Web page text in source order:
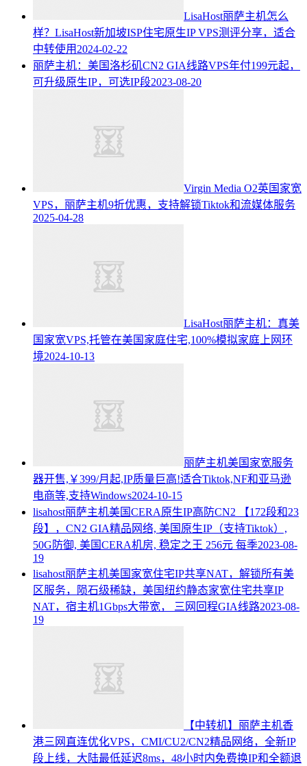
LisaHost丽萨主机怎么
样？LisaHost新加坡ISP住宅原生IP VPS测评分享，适合
中转使用 2024-02-22
丽萨主机：美国洛杉矶CN2 GIA线路VPS年付199元起，
可升级原生IP，可选IP段2023-08-20
Virgin Media O2英国家宽
VPS，丽萨主机9折优惠，支持解锁Tiktok和流媒体服务
2025-04-28
LisaHost丽萨主机：真美
国家宽VPS,托管在美国家庭住宅,100%模拟家庭上网环
境2024-10-13
丽萨主机美国家宽服务
器开售,￥399/月起,IP质量巨高!适合Tiktok,NF和亚马逊
电商等,支持Windows2024-10-15
lisahost丽萨主机美国CERA原生IP高防CN2 【172段和23
段】，CN2 GIA精品网络, 美国原生IP（支持Tiktok）,
50G防御, 美国CERA机房, 稳定之王 256元 每季2023-08-
19
lisahost丽萨主机美国家宽住宅IP共享NAT，解锁所有美
区服务，陨石级稀缺，美国纽约静态家宽住宅共享IP
NAT，宿主机1Gbps大带宽， 三网回程GIA线路2023-08-
19
【中转机】丽萨主机香
港三网直连优化VPS，CMI/CU2/CN2精品网络，全新IP
段上线，大陆最低延迟8ms，48小时内免费换IP和全额退